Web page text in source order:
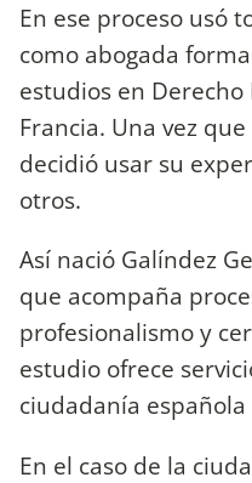
En ese proceso usó
como abogada
estudios en
Francia. Una vez
decidió usar su
otros.
Así nació Galíndez
que acompaña
profesionalismo y
estudio ofrece
ciudadanía
En el caso de la